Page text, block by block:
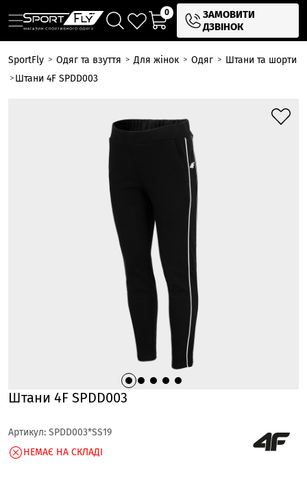
0
ЗАМОВИТИ
ДЗВІНОК
SportFly Одяг та взуття Для жінок Одяг
Штани та шорти
Штани 4F SPDD003
Штани 4F SPDD003
Артикул: SPDD003*SS19
НЕМАЄ НА СКЛАДІ